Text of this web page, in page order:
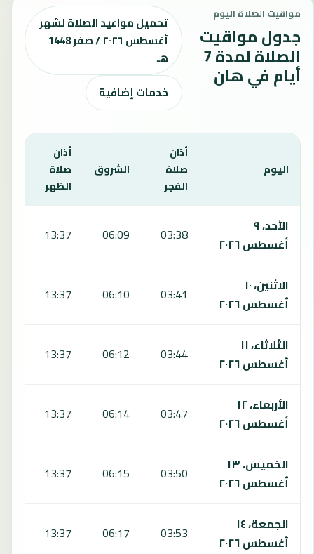
مواقيت الصلاة اليوم
جدول مواقيت
الصلاة لمدة 7
أيام في هان
تحميل مواعيد الصلاة لشهر
أغسطس ٢٠٢٦ / صفر 1448
هـ
خدمات إضافية
اليوم
أذان
صلاة
الفجر
الشروق
أذان
صلاة
الظهر
الأحد، ٩
أغسطس ٢٠٢٦
03:38
06:09
13:37
الاثنين، ١٠
أغسطس ٢٠٢٦
03:41
06:10
13:37
الثلاثاء، ١١
أغسطس ٢٠٢٦
03:44
06:12
13:37
الأربعاء، ١٢
أغسطس ٢٠٢٦
03:47
06:14
13:37
الخميس، ١٣
أغسطس ٢٠٢٦
03:50
06:15
13:37
الجمعة، ١٤
أغسطس ٢٠٢٦
03:53
06:17
13:37